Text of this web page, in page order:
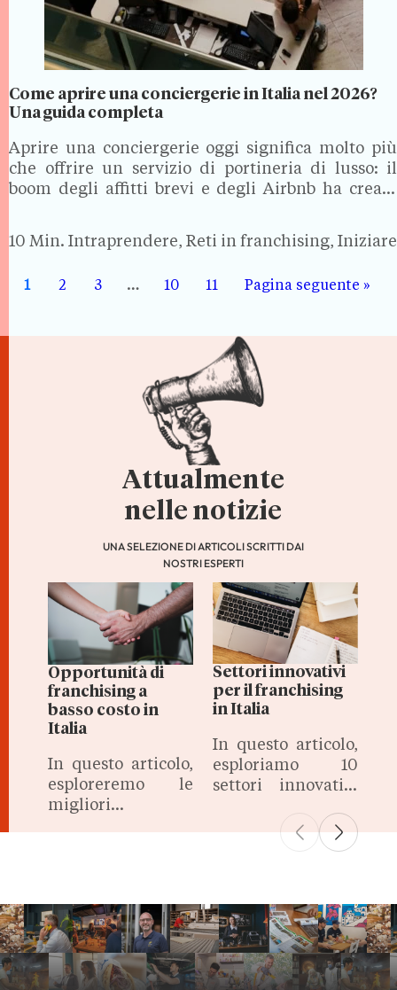
Come aprire una conciergerie in Italia nel 2026?
Una guida completa
Aprire una conciergerie oggi significa molto più
che offrire un servizio di portineria di lusso: il
boom degli affitti brevi e degli Airbnb ha creato
per host e viaggiatori. Vediamo di cosa si…
10 Min. Intraprendere, Reti in franchising, Iniziare
1 2 3 … 10 11 Pagina seguente »
Attualmente
nelle notizie
UNA SELEZIONE DI ARTICOLI SCRITTI DAI
NOSTRI ESPERTI
Opportunità di
franchising a
basso costo in
Italia
In questo articolo,
esploreremo le
migliori
Settori innovativi
per il franchising
in Italia
In questo articolo,
esploriamo 10
settori innovativi
in Italia: dalla
mobilità elettrica